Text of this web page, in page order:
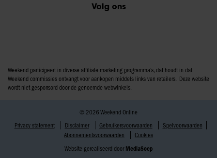
Volg ons
Weekend participeert in diverse affiliate marketing programma’s, dat houdt in dat
Weekend commissies ontvangt voor aankopen middels links van retailers. Deze website
wordt niet gesponsord door de genoemde webwinkels.
© 2026 Weekend Online
Privacy statement
Disclaimer Gebruikersvoorwaarden
Spelvoorwaarden
Abonnementsvoorwaarden
Cookies
Website gerealiseerd door MediaSoep